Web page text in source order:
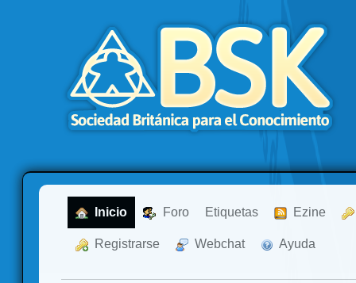
Inicio Foro Etiquetas Ezine
Registrarse Webchat Ayuda